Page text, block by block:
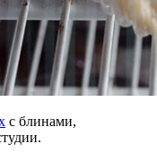
с блинами,